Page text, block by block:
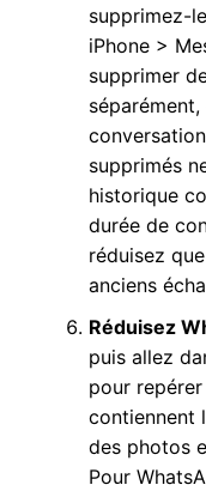
supprimez-
iPhone >
supprimer
séparément,
supprimés
historique
durée de
réduisez
anciens
Réduisez
puis allez
pour
contiennent
des photos
Pour